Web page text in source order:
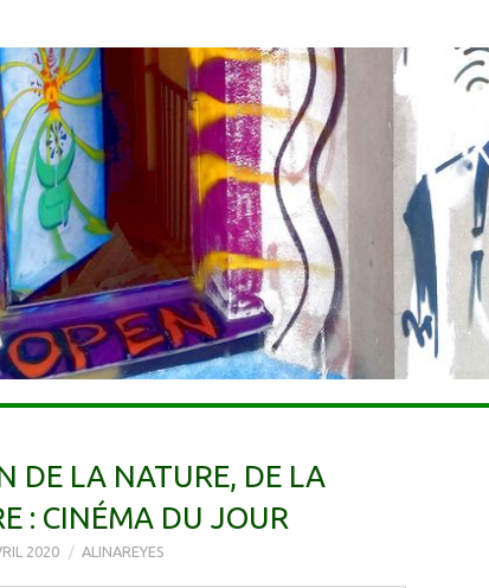
DE LA NATURE, DE LA
: CINÉMA DU JOUR
2020 ALINAREYES